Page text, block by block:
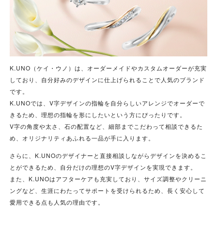
K.UNO（ケイ・ウノ）は、オーダーメイドやカスタムオーダーが充実
しており、自分好みのデザインに仕上げられることで人気のブランド
です。
K.UNOでは、V字デザインの指輪を自分らしいアレンジでオーダーで
きるため、理想の指輪を形にしたいという方にぴったりです。
V字の角度や太さ、石の配置など、細部までこだわって相談できるた
め、オリジナリティあふれる一品が手に入ります。
さらに、K.UNOのデザイナーと直接相談しながらデザインを決めるこ
とができるため、自分だけの理想のV字デザインを実現できます。
また、K.UNOはアフターケアも充実しており、サイズ調整やクリーニ
ングなど、生涯にわたってサポートを受けられるため、長く安心して
愛用できる点も人気の理由です。